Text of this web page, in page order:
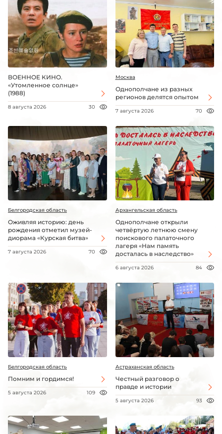
ВОЕННОЕ КИНО.
«Утомленное солнце»
(1988)
8 августа 2026 30
Москва
Однополчане из разных
регионов делятся опытом
7 августа 2026 70
Белгородская область
Оживляя историю: день
рождения отметил музей-
диорама «Курская битва»
7 августа 2026 70
Архангельская область
Однополчане открыли
четвёртую летнюю смену
поискового палаточного
лагеря «Нам память
досталась в наследство»
6 августа 2026 84
Белгородская область
Помним и гордимся!
5 августа 2026 109
Астраханская область
Честный разговор о
правде и истории
5 августа 2026 93